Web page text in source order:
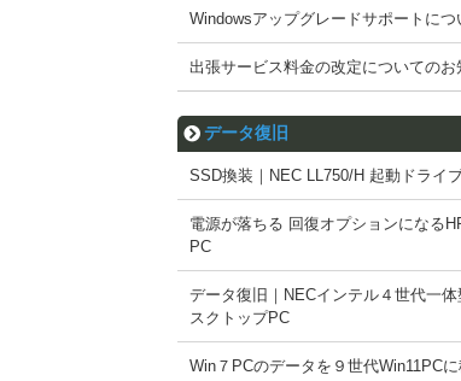
Windowsアップグレードサポートにつ
出張サービス料金の改定についてのお
データ復旧
SSD換装｜NEC LL750/H 起動ドライ
電源が落ちる 回復オプションになる
PC
データ復旧｜NECインテル４世代一体
スクトップPC
Win７PCのデータを９世代Win11PCに